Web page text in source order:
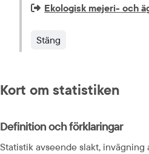
Extern länk som
Ekologisk mejeri- och
Stäng
Kort om statistiken
Definition och förklaringar
Statistik avseende slakt, invägning